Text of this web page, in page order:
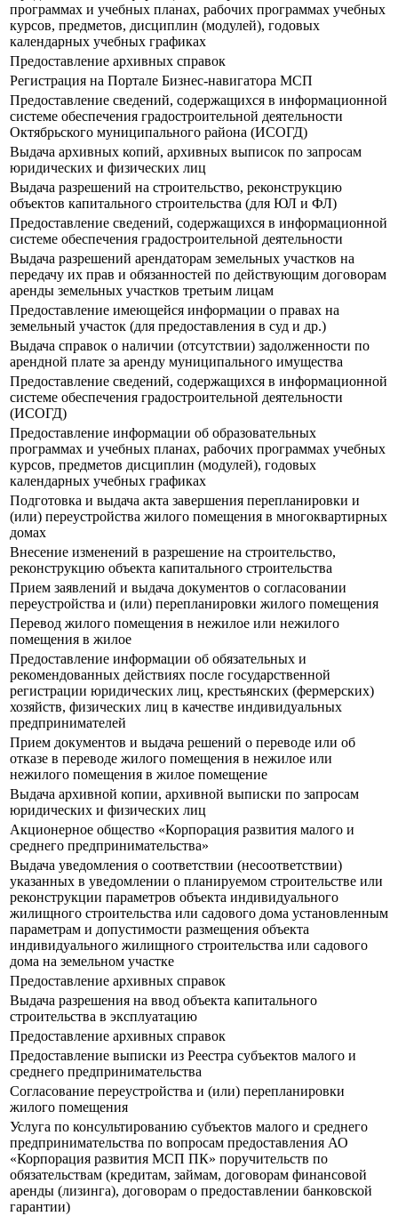
программах и учебных планах, рабочих программах учебных
курсов, предметов, дисциплин (модулей), годовых
календарных учебных графиках
Предоставление архивных справок
Регистрация на Портале Бизнес-навигатора МСП
Предоставление сведений, содержащихся в информационной
системе обеспечения градостроительной деятельности
Октябрьского муниципального района (ИСОГД)
Выдача архивных копий, архивных выписок по запросам
юридических и физических лиц
Выдача разрешений на строительство, реконструкцию
объектов капитального строительства (для ЮЛ и ФЛ)
Предоставление сведений, содержащихся в информационной
системе обеспечения градостроительной деятельности
Выдача разрешений арендаторам земельных участков на
передачу их прав и обязанностей по действующим договорам
аренды земельных участков третьим лицам
Предоставление имеющейся информации о правах на
земельный участок (для предоставления в суд и др.)
Выдача справок о наличии (отсутствии) задолженности по
арендной плате за аренду муниципального имущества
Предоставление сведений, содержащихся в информационной
системе обеспечения градостроительной деятельности
(ИСОГД)
Предоставление информации об образовательных
программах и учебных планах, рабочих программах учебных
курсов, предметов дисциплин (модулей), годовых
календарных учебных графиках
Подготовка и выдача акта завершения перепланировки и
(или) переустройства жилого помещения в многоквартирных
домах
Внесение изменений в разрешение на строительство,
реконструкцию объекта капитального строительства
Прием заявлений и выдача документов о согласовании
переустройства и (или) перепланировки жилого помещения
Перевод жилого помещения в нежилое или нежилого
помещения в жилое
Предоставление информации об обязательных и
рекомендованных действиях после государственной
регистрации юридических лиц, крестьянских (фермерских)
хозяйств, физических лиц в качестве индивидуальных
предпринимателей
Прием документов и выдача решений о переводе или об
отказе в переводе жилого помещения в нежилое или
нежилого помещения в жилое помещение
Выдача архивной копии, архивной выписки по запросам
юридических и физических лиц
Акционерное общество «Корпорация развития малого и
среднего предпринимательства»
Выдача уведомления о соответствии (несоответствии)
указанных в уведомлении о планируемом строительстве или
реконструкции параметров объекта индивидуального
жилищного строительства или садового дома установленным
параметрам и допустимости размещения объекта
индивидуального жилищного строительства или садового
дома на земельном участке
Предоставление архивных справок
Выдача разрешения на ввод объекта капитального
строительства в эксплуатацию
Предоставление архивных справок
Предоставление выписки из Реестра субъектов малого и
среднего предпринимательства
Согласование переустройства и (или) перепланировки
жилого помещения
Услуга по консультированию субъектов малого и среднего
предпринимательства по вопросам предоставления АО
«Корпорация развития МСП ПК» поручительств по
обязательствам (кредитам, займам, договорам финансовой
аренды (лизинга), договорам о предоставлении банковской
гарантии)